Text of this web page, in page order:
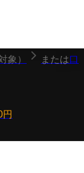
象） または口